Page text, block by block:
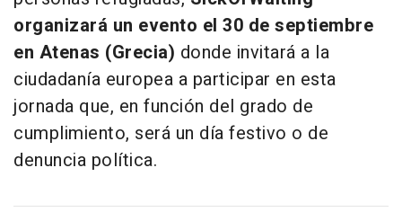
organizará un evento el 30 de septiembre
en Atenas (Grecia) donde invitará a la
ciudadanía europea a participar en esta
jornada que, en función del grado de
cumplimiento, será un día festivo o de
denuncia política.